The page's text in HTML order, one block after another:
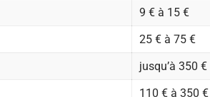
9 € à 15 €
25 € à 75 €
jusqu’à 350 €
110 € à 350 €